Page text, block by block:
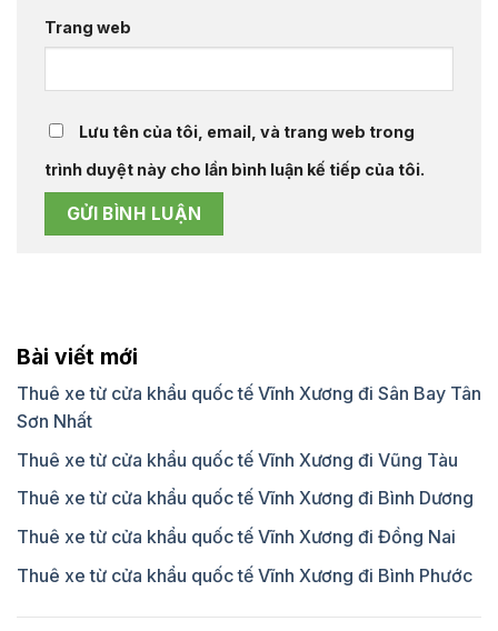
Trang web
Lưu tên của tôi, email, và trang web trong
trình duyệt này cho lần bình luận kế tiếp của tôi.
Bài viết mới
Thuê xe từ cửa khẩu quốc tế Vĩnh Xương đi Sân Bay Tân
Sơn Nhất
Thuê xe từ cửa khẩu quốc tế Vĩnh Xương đi Vũng Tàu
Thuê xe từ cửa khẩu quốc tế Vĩnh Xương đi Bình Dương
Thuê xe từ cửa khẩu quốc tế Vĩnh Xương đi Đồng Nai
Thuê xe từ cửa khẩu quốc tế Vĩnh Xương đi Bình Phước